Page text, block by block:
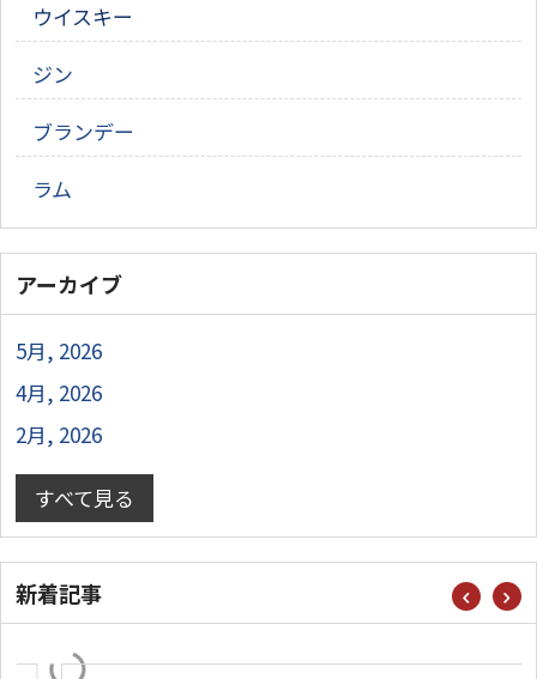
ウイスキー
ジン
ブランデー
ラム
アーカイブ
5月, 2026
4月, 2026
2月, 2026
すべて見る
新着記事